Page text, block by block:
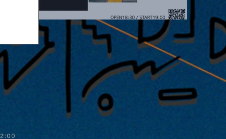
2026.08.20 |【観覧】月見ル君想フpre. “Brand New Moon #3”